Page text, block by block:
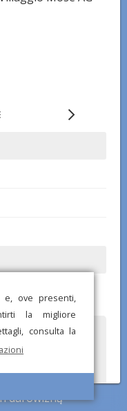
e, ove presenti,
la migliore
consulta la
informacje? Wyślij
poprawić!
darowizną